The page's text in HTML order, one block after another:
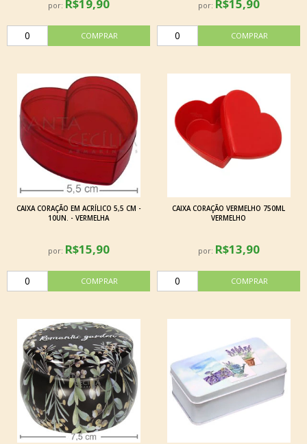
por: R$19,90 por: R$15,90
CAIXA CORAÇÃO EM ACRÍLICO 5,5 CM -
10UN. - VERMELHA
por: R$15,90
CAIXA CORAÇÃO VERMELHO 750ML
VERMELHO
por: R$13,90